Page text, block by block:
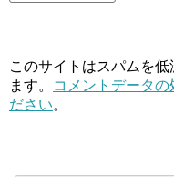
このサイトはスパムを
ます。
コメントデータの
ださい。